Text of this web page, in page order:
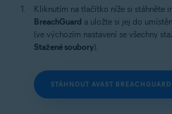
Kliknutím na tlačítko níže si stáhněte
BreachGuard a uložte si jej do
(ve výchozím nastavení se všechny
Stažené soubory).
STÁHNOUT AVAST